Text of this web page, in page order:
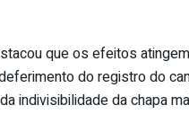
que os efeitos
do registro do
indivisibilidade da chapa